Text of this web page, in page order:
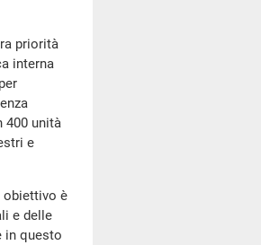
priorità
interna
400 unità
e
obiettivo è
e delle
in questo